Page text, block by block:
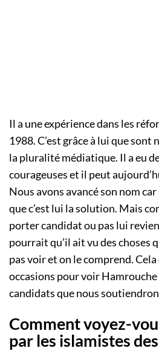
Il a une expérience dans les
1988. C’est grâce à lui que
la pluralité médiatique. Il a eu
courageuses et il peut
Nous avons avancé son nom
que c’est lui la solution. Mais
porter candidat ou pas lui
pourrait qu’il ait vu des choses
pas voir et on le comprend.
occasions pour voir Hamrouche
candidats que nous
Comment voyez-
par les islamistes